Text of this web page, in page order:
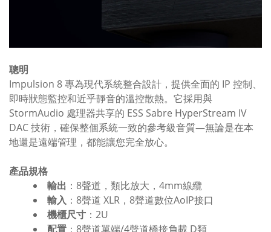
聰明
Impulsion 8 專為現代系統整合設計，提供全面的 IP 控制、
即時狀態監控和近乎靜音的溫控散熱。它採用與
StormAudio 處理器共享的 ESS Sabre HyperStream IV
DAC 技術，確保整個系統一致的參考級音質—無論是在本
地還是遠端管理，都能讓您完全放心。
產品規格
輸出 ： 8聲道，類比放大， 4mm線纜
輸入 ： 8聲道 XLR， 8聲道數位AoIP接口
機櫃尺寸 ： 2U
配置 ： 8聲道單端/4聲道橋接負載 D類